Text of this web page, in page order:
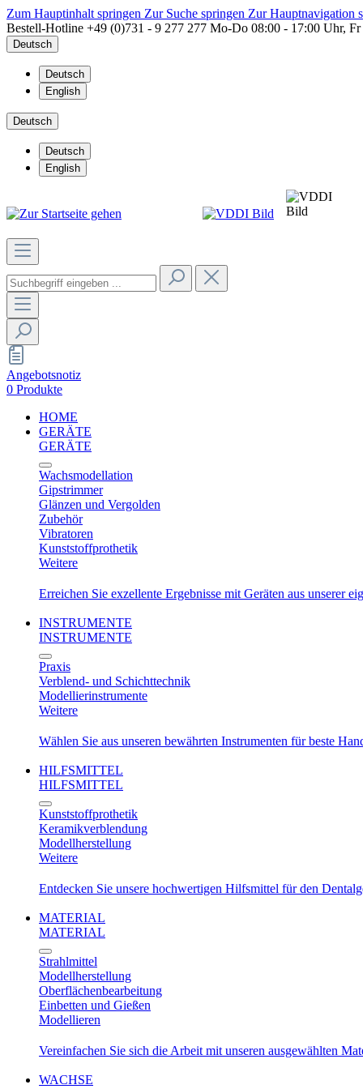
Zum Hauptinhalt springen Zur Suche springen Zur Hauptnavigation
Bestell-Hotline +49 (0)731 - 9 277 277 Mo-Do 08:00 - 17:00 Uhr,
Deutsch
Deutsch
English
Deutsch
Deutsch
English
Angebotsnotiz
0 Produkte
HOME
GERÄTE
GERÄTE
Wachsmodellation
Gipstrimmer
Glänzen und Vergolden
Zubehör
Vibratoren
Kunststoffprothetik
Weitere
Erreichen Sie exzellente Ergebnisse mit Geräten aus unserer
INSTRUMENTE
INSTRUMENTE
Praxis
Verblend- und Schichttechnik
Modellierinstrumente
Weitere
Wählen Sie aus unseren bewährten Instrumenten für beste
HILFSMITTEL
HILFSMITTEL
Kunststoffprothetik
Keramikverblendung
Modellherstellung
Weitere
Entdecken Sie unsere hochwertigen Hilfsmittel für den
MATERIAL
MATERIAL
Strahlmittel
Modellherstellung
Oberflächenbearbeitung
Einbetten und Gießen
Modellieren
Vereinfachen Sie sich die Arbeit mit unseren ausgewählten
WACHSE